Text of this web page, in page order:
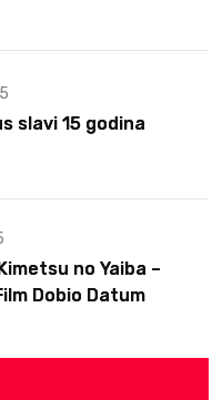
slavi 15 godina
no Yaiba –
Dobio Datum